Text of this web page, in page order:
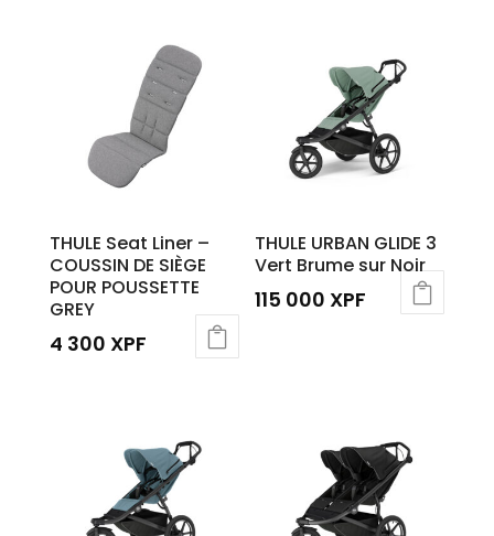
THULE Seat Liner –
COUSSIN DE SIÈGE
POUR POUSSETTE
GREY
4 300 XPF
THULE URBAN GLIDE 3
Vert Brume sur Noir
115 000 XPF